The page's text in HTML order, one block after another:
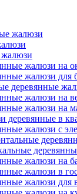
жалюзи
жалюзи на
жалюзи для
деревянные
жалюзи на
жалюзи на
деревянные в
жалюзи с
жалюзи на
жалюзи в
жалюзи для